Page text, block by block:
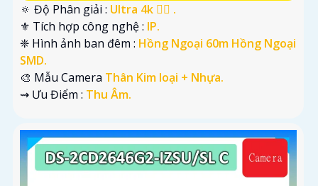
🔅 Độ Phân giải : Ultra 4k 👍🏾 .
⚜️ Tích hợp công nghệ : IP.
❈ Hình ảnh ban đêm : Hồng Ngoại 60m Hồng Ngoại
SMD.
🎨 Mẫu Camera Thân Kim loại + Nhựa.
️⇝ Ưu Điểm : Thu Âm.